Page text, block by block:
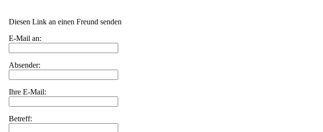
Diesen Link an einen Freund senden
E-Mail an:
Absender:
Ihre E-Mail:
Betreff: